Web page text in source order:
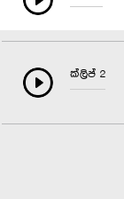
ක්ලිප් 2